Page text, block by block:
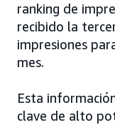
ranking de
recibido la
impresiones
mes.
Esta
clave de alto